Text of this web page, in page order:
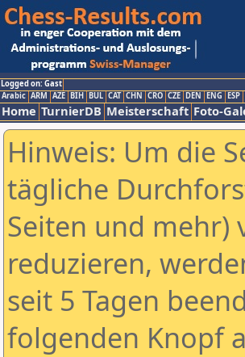
Logged on: Gast
Arabic ARM AZE BIH BUL CAT CHN CRO CZE DEN ENG ESP
Home TurnierDB Meisterschaft Foto-
Hinweis: Um die
tägliche
Seiten und mehr)
reduzieren,
seit 5 Tagen
folgenden Knopf